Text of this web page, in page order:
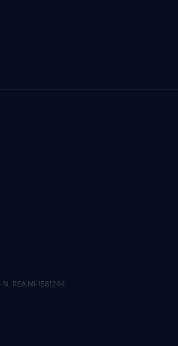
REA MI-1581244